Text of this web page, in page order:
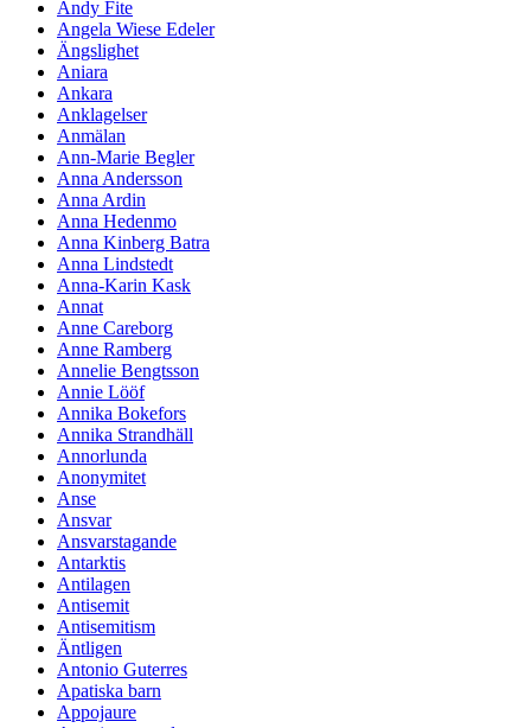
Andy Fite
Angela Wiese Edeler
Ängslighet
Aniara
Ankara
Anklagelser
Anmälan
Ann-Marie Begler
Anna Andersson
Anna Ardin
Anna Hedenmo
Anna Kinberg Batra
Anna Lindstedt
Anna-Karin Kask
Annat
Anne Careborg
Anne Ramberg
Annelie Bengtsson
Annie Lööf
Annika Bokefors
Annika Strandhäll
Annorlunda
Anonymitet
Anse
Ansvar
Ansvarstagande
Antarktis
Antilagen
Antisemit
Antisemitism
Äntligen
Antonio Guterres
Apatiska barn
Appojaure